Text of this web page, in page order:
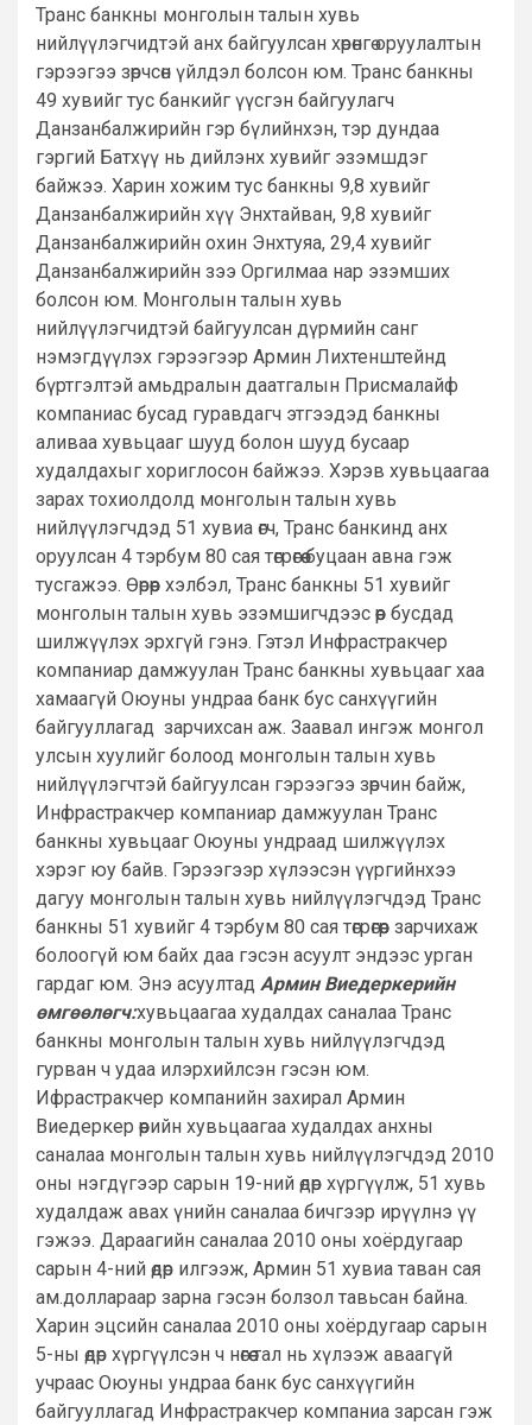
Транс банкны монголын талын хувь
нийлүүлэгчидтэй анх байгуулсан хөрөнгө оруулалтын
гэрээгээ зөрчсөн үйлдэл болсон юм. Транс банкны
49 хувийг тус банкийг үүсгэн байгуулагч
Данзанбалжирийн гэр бүлийнхэн, тэр дундаа
гэргий Батхүү нь дийлэнх хувийг эзэмшдэг
байжээ. Харин хожим тус банкны 9,8 хувийг
Данзанбалжирийн хүү Энхтайван, 9,8 хувийг
Данзанбалжирийн охин Энхтуяа, 29,4 хувийг
Данзанбалжирийн зээ Оргилмаа нар эзэмших
болсон юм. Монголын талын хувь
нийлүүлэгчидтэй байгуулсан дүрмийн санг
нэмэгдүүлэх гэрээгээр Армин Лихтенштейнд
бүртгэлтэй амьдралын даатгалын Присмалайф
компаниас бусад гуравдагч этгээдэд банкны
аливаа хувьцааг шууд болон шууд бусаар
худалдахыг хориглосон байжээ. Хэрэв хувьцаагаа
зарах тохиолдолд монголын талын хувь
нийлүүлэгчдэд 51 хувиа өгч, Транс банкинд анх
оруулсан 4 тэрбум 80 сая төгрөгөө буцаан авна гэж
тусгажээ. Өөрөөр хэлбэл, Транс банкны 51 хувийг
монголын талын хувь эзэмшигчдээс өөр бусдад
шилжүүлэх эрхгүй гэнэ. Гэтэл Инфрастракчер
компаниар дамжуулан Транс банкны хувьцааг хаа
хамаагүй Оюуны ундраа банк бус санхүүгийн
байгууллагад зарчихсан аж. Заавал ингэж монгол
улсын хуулийг болоод монголын талын хувь
нийлүүлэгчтэй байгуулсан гэрээгээ зөрчин байж,
Инфрастракчер компаниар дамжуулан Транс
банкны хувьцааг Оюуны ундраад шилжүүлэх
хэрэг юу байв. Гэрээгээр хүлээсэн үүргийнхээ
дагуу монголын талын хувь нийлүүлэгчдэд Транс
банкны 51 хувийг 4 тэрбум 80 сая төгрөгөөр зарчихаж
болоогүй юм байх даа гэсэн асуулт эндээс урган
гардаг юм. Энэ асуултад Армин Виедеркерийн
өмгөөлөгч:хувьцаагаа худалдах саналаа Транс
банкны монголын талын хувь нийлүүлэгчдэд
гурван ч удаа илэрхийлсэн гэсэн юм.
Ифрастракчер компанийн захирал Армин
Виедеркер өөрийн хувьцаагаа худалдах анхны
саналаа монголын талын хувь нийлүүлэгчдэд 2010
оны нэгдүгээр сарын 19-ний өдөр хүргүүлж, 51 хувь
худалдаж авах үнийн саналаа бичгээр ирүүлнэ үү
гэжээ. Дараагийн саналаа 2010 оны хоёрдугаар
сарын 4-ний өдөр илгээж, Армин 51 хувиа таван сая
ам.доллараар зарна гэсэн болзол тавьсан байна.
Харин эцсийн саналаа 2010 оны хоёрдугаар сарын
5-ны өдөр хүргүүлсэн ч нөгөө тал нь хүлээж аваагүй
учраас Оюуны ундраа банк бус санхүүгийн
байгууллагад Инфрастракчер компаниа зарсан гэж